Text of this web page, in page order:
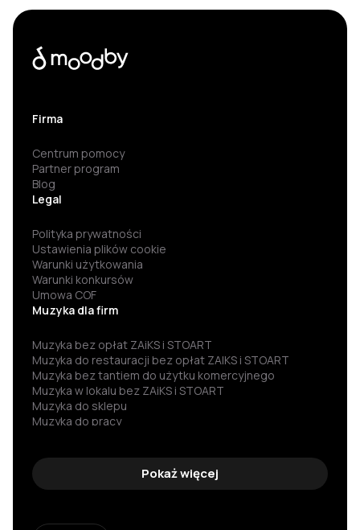
Firma
Centrum pomocy
Partner program
Blog
Legal
Polityka prywatności
Ustawienia plików cookie
Warunki użytkowania
Warunki konkursów
Umowa COF
Muzyka dla firm
Muzyka bez opłat ZAiKS i STOART
Muzyka do restauracji bez opłat ZAIKS i STOART
Muzyka bez tantiem do użytku komercyjnego
Muzyka w lokalu bez ZAiKS i STOART
Muzyka do sklepu
Muzyka do pracy
Darmowa muzyka do słuchania
Muzyka bez praw autorskich
Pokaż więcej